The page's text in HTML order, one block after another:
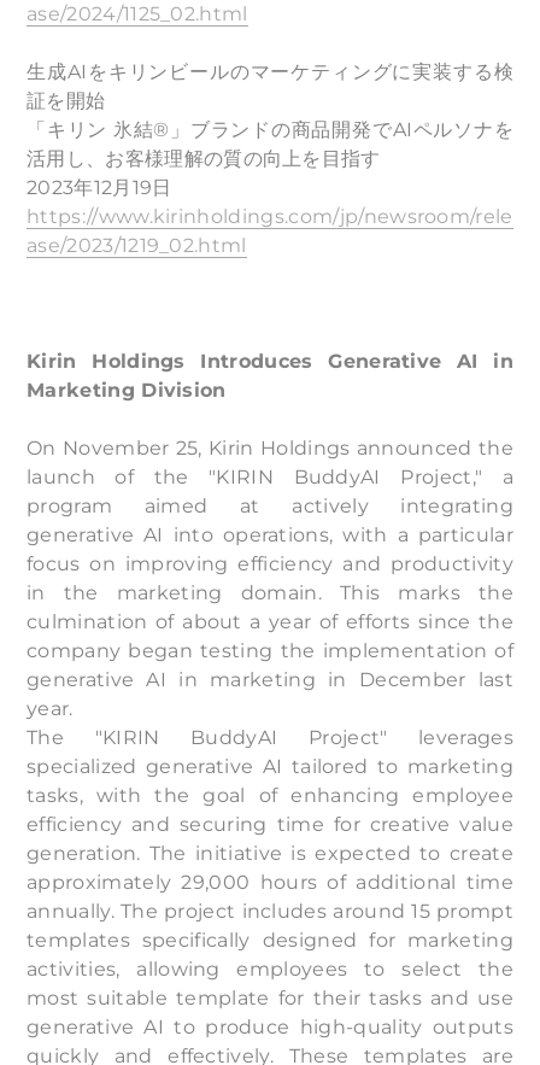
ase/2024/1125_02.html
生成AIをキリンビールのマーケティングに実装する検
証を開始
「キリン 氷結®」ブランドの商品開発でAIペルソナを
活用し、お客様理解の質の向上を目指す
2023年12月19日
https://www.kirinholdings.com/jp/newsroom/rele
ase/2023/1219_02.html
Kirin Holdings Introduces Generative AI in
Marketing Division
On November 25, Kirin Holdings announced the
launch of the "KIRIN BuddyAI Project," a
program aimed at actively integrating
generative AI into operations, with a particular
focus on improving efficiency and productivity
in the marketing domain. This marks the
culmination of about a year of efforts since the
company began testing the implementation of
generative AI in marketing in December last
year.
The "KIRIN BuddyAI Project" leverages
specialized generative AI tailored to marketing
tasks, with the goal of enhancing employee
efficiency and securing time for creative value
generation. The initiative is expected to create
approximately 29,000 hours of additional time
annually. The project includes around 15 prompt
templates specifically designed for marketing
activities, allowing employees to select the
most suitable template for their tasks and use
generative AI to produce high-quality outputs
quickly and effectively. These templates are